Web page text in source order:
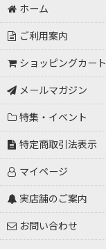
ホーム
ご利用案内
ショッピングカート
メールマガジン
特集・イベント
特定商取引法表示
マイページ
実店舗のご案内
お問い合わせ